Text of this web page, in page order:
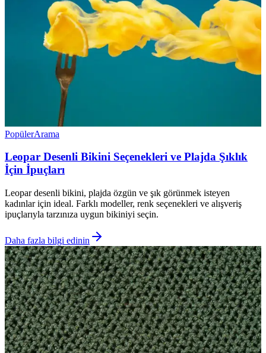
PopülerArama
Leopar Desenli Bikini Seçenekleri ve Plajda Şıklık
İçin İpuçları
Leopar desenli bikini, plajda özgün ve şık görünmek isteyen
kadınlar için ideal. Farklı modeller, renk seçenekleri ve alışveriş
ipuçlarıyla tarzınıza uygun bikiniyi seçin.
Daha fazla bilgi edinin